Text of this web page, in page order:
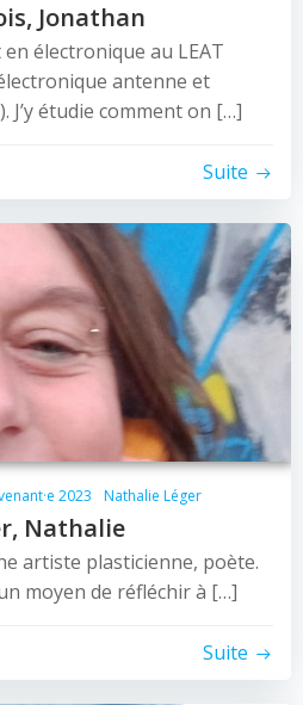
Jonathan
électronique au LEAT
antenne et
J’y étudie comment on […]
Suite
2023 Nathalie Léger
Nathalie
artiste plasticienne, poète.
moyen de réfléchir à […]
Suite